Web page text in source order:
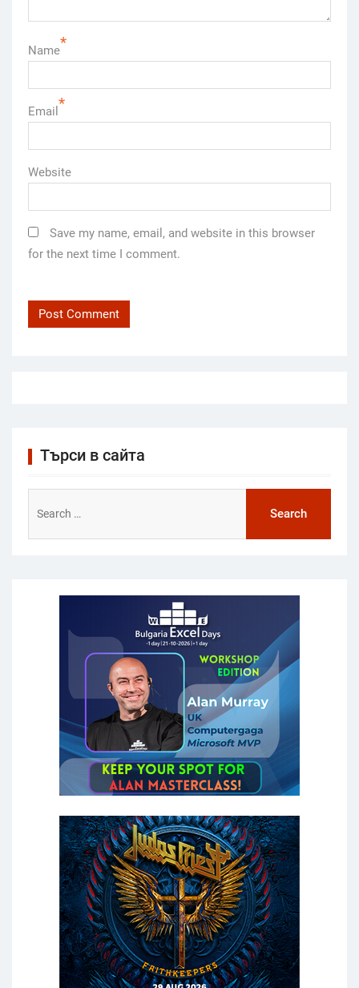
Name*
Email *
Website
Save my name, email, and website in this browser
for the next time I comment.
Търси в сайта
for: